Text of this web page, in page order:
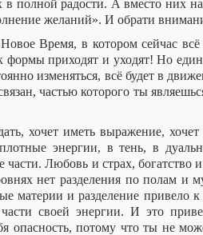
в полной радости. А вместо них
желаний». И обрати
Время, в котором сейчас
формы приходят и уходят! Но
изменяться, всё будет в
частью которого ты
хочет иметь выражение,
энергии, в тень, в
части. Любовь и страх, богатство
нет разделения по полам и
материи и разделение привело
своей энергии. И это
опасность, потому что ты не